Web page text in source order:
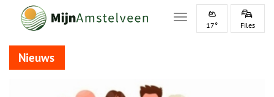
Toggle navigation
17° Files
Nieuws